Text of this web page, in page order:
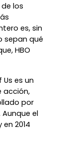
los
es, sin
sepan qué
HBO
Us es un
acción,
por
el
en 2014